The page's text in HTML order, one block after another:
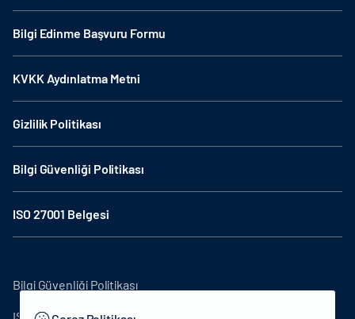
Bilgi Edinme Başvuru Formu
KVKK Aydınlatma Metni
Gizlilik Politikası
Bilgi Güvenliği Politikası
ISO 27001 Belgesi
Bilgi Güvenliği Politikası
ISO27001